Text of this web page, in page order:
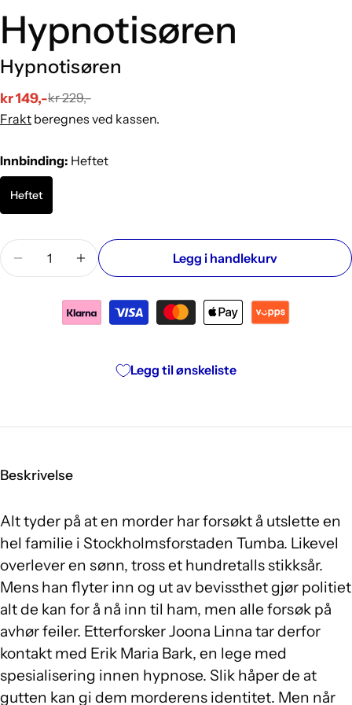
Hypnotisøren
Hypnotisøren
Salgs
pris
kr 149,-
Vanlig
pris
kr 229,-
Frakt beregnes ved kassen.
Innbinding: Heftet
Heftet
Mengde
Reduser antallet for Hypnotisøren
Øk antallet for Hypnotisøren
Legg i handlekurv
Legg til ønskeliste
Beskrivelse
Alt tyder på at en morder har forsøkt å utslette en
hel familie i Stockholmsforstaden Tumba. Likevel
overlever en sønn, tross et hundretalls stikksår.
Mens han flyter inn og ut av bevissthet gjør politiet
alt de kan for å nå inn til ham, men alle forsøk på
avhør feiler. Etterforsker Joona Linna tar derfor
kontakt med Erik Maria Bark, en lege med
spesialisering innen hypnose. Slik håper de at
gutten kan gi dem morderens identitet. Men når